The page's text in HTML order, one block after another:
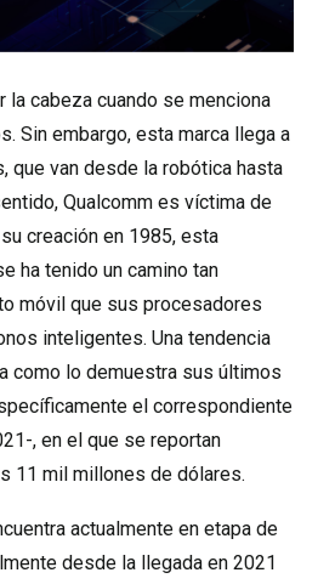
la cabeza cuando se menciona
Sin embargo, esta marca llega a
que van desde la robótica hasta
Qualcomm es víctima de
creación en 1985, esta
ha tenido un camino tan
móvil que sus procesadores
inteligentes. Una tendencia
como lo demuestra sus últimos
el correspondiente
, en el que se reportan
11 mil millones de dólares.
actualmente en etapa de
desde la llegada en 2021